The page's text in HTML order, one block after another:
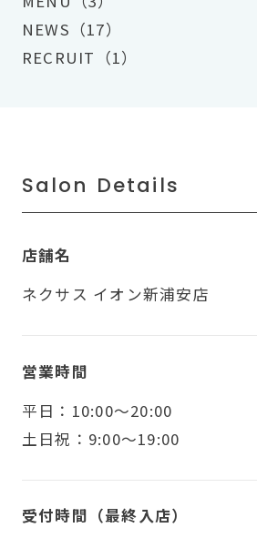
NEWS（17）
RECRUIT（1）
Salon Details
店舗名
ネクサス イオン新浦安店
営業時間
平日：10:00～20:00
土日祝：9:00～19:00
受付時間（最終入店）